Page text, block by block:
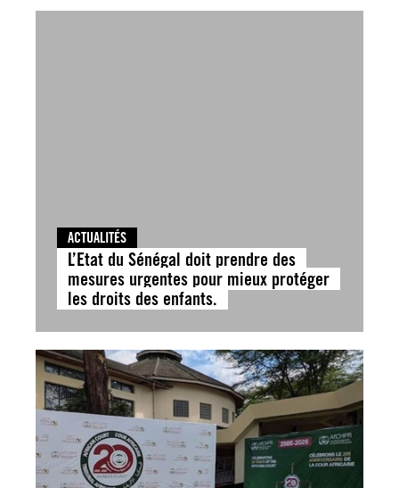
ACTUALITÉS
L’Etat du Sénégal doit prendre des
mesures urgentes pour mieux protéger
les droits des enfants.